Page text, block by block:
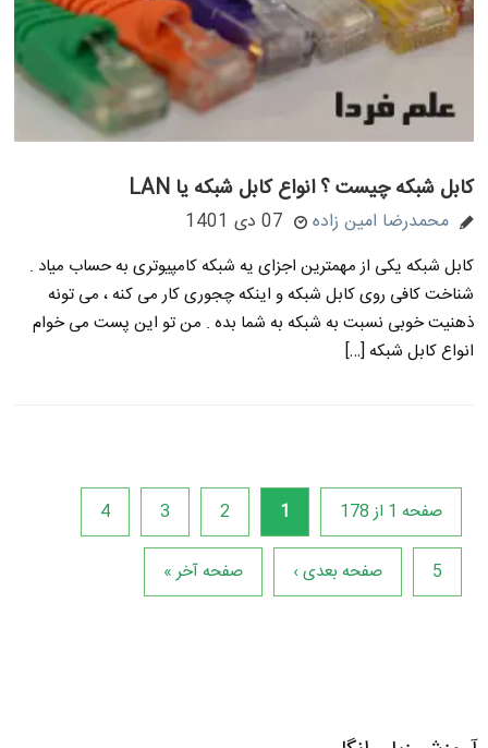
کابل شبکه چیست ؟ انواع کابل شبکه یا LAN
محمدرضا امین زاده 07 دی 1401
کابل شبکه یکی از مهمترین اجزای یه شبکه کامپیوتری به حساب میاد .
شناخت کافی روی کابل شبکه و اینکه چجوری کار می کنه ، می تونه
ذهنیت خوبی نسبت به شبکه به شما بده . من تو این پست می خوام
انواع کابل شبکه […]
صفحه 1 از 178 1
2
3
4
5 صفحه بعدی › صفحه آخر »